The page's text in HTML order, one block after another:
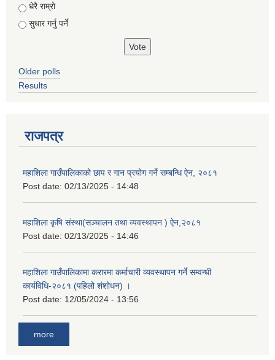
धेरै राम्रो
सुधार गर्नु पर्ने
Older polls
Results
राजपत्र
महाशिला गाउँपालिकाको छाप र गान प्रयोग गर्ने सम्बन्धि ऐन, २०८१
Post date: 02/13/2025 - 14:48
महाशिला कृषि संस्था(सञ्चालन तथा व्यवस्थापन ) ऐन,२०८१
Post date: 02/13/2025 - 14:46
महाशिला गाउँपालिकामा करारमा कर्माचारी व्यवस्थापन गर्ने सम्वन्धी
कार्यविधि-२०८१ (पहिलो शंशोधन) ।
Post date: 12/05/2024 - 13:56
more